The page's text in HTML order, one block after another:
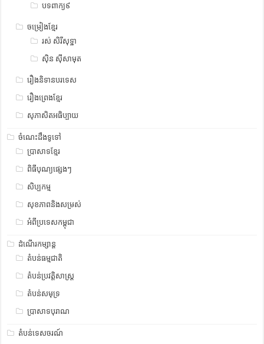
បទពាក្យ៩
ចម្រៀងខ្មែរ
រស់ សិរីសុទ្ឋា
ស៊ិន ស៊ីសាមុត
រឿងនិទានបរទេស
រឿងព្រេងខ្មែរ
សុភាសិតអធិប្បាយ
ចំណេះដឹងទូទៅ
ប្រាសាទខ្មែរ
ពិធីបុណ្យផ្សេងៗ
សិប្បកម្ម
សុខភាពនិងសម្រស់
អំពីប្រទេសកម្ពុជា
ដំណើរកម្សាន្ត
តំបន់ធម្មជាតិ
តំបន់ប្រវត្តិសាស្រ្ត
តំបន់សមុទ្រ
ប្រាសាទបុរាណ
តំបន់ទេសចរណ៍